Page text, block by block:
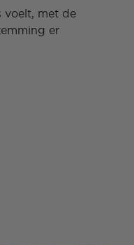
voelt, met de
er